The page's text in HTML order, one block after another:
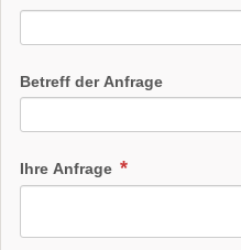
Betreff der Anfrage
Ihre Anfrage